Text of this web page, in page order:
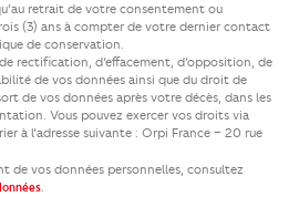
retrait de votre consentement ou
(3) ans à compter de votre dernier contact
de conservation.
rectification, d’effacement, d’opposition, de
de vos données ainsi que du droit de
de vos données après votre décès, dans les
Vous pouvez exercer vos droits via
à l’adresse suivante : Orpi France – 20 rue
de vos données personnelles, consultez
.